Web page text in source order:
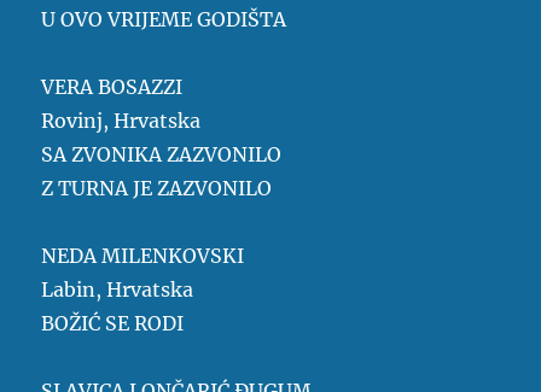
U OVO VRIJEME GODIŠTA
VERA BOSAZZI
Rovinj, Hrvatska
SA ZVONIKA ZAZVONILO
Z TURNA JE ZAZVONILO
NEDA MILENKOVSKI
Labin, Hrvatska
BOŽIĆ SE RODI